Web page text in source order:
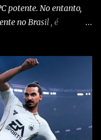
potente. No entanto,
no Brasil , é
sua conta Amazon em
Conteúdo e
o país/região para
precisará ter
Altere seu endereço
e você pode usar o